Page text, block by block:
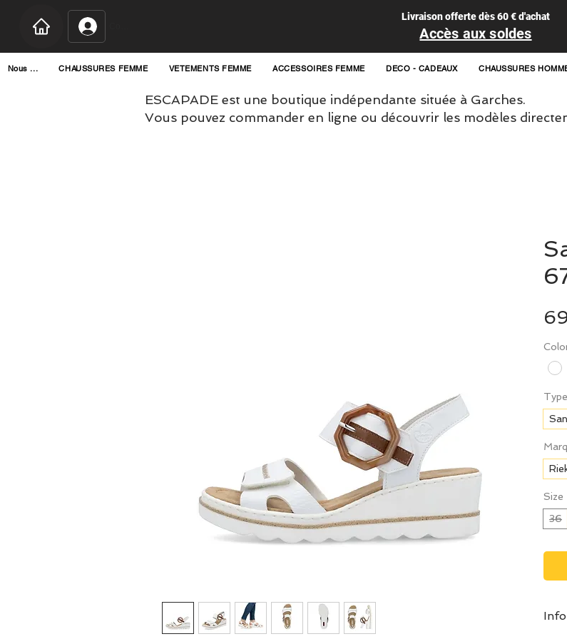
Livraison offerte dès 60 € d'achat
Accès aux soldes
Nous ... CHAUSSURES FEMME VETEMENTS FEMME ACCESSOIRES FEMME DECO - CADEAUX CHAUSSURES
ESCAPADE est une boutique indépendante située à Garches.
Vous pouvez commander en ligne ou découvrir les modèles
Type
Size
36